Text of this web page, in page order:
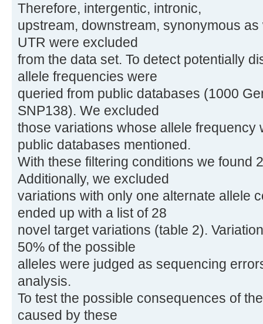
Therefore, intergentic, intronic,
upstream, downstream, synonymous as
UTR were excluded
from the data set. To detect potentially
allele frequencies were
queried from public databases (1000
SNP138). We excluded
those variations whose allele frequency
public databases mentioned.
With these filtering conditions we found
Additionally, we excluded
variations with only one alternate allele
ended up with a list of 28
novel target variations (table 2).
50% of the possible
alleles were judged as sequencing
analysis.
To test the possible consequences of
caused by these